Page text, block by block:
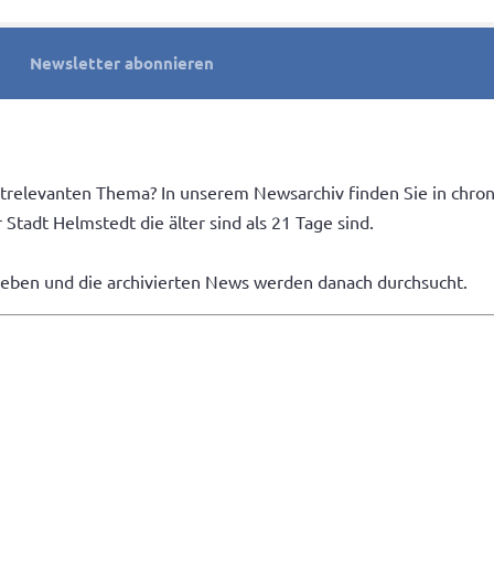
Newsletter abonnieren
Thema? In unserem Newsarchiv finden Sie in
Helmstedt die älter sind als 21 Tage sind.
und die archivierten News werden danach durchsucht.